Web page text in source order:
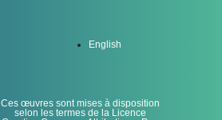
English
Ces œuvres sont mises à disposition
selon les termes de la Licence